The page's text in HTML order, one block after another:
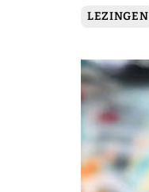
LEZINGEN